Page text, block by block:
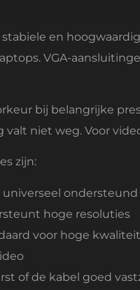
en
VGA-
bij belangrijke
niet weg. Voor
zijn:
ondersteund
hoge resoluties
voor hoge kwaliteit
of de kabel goed